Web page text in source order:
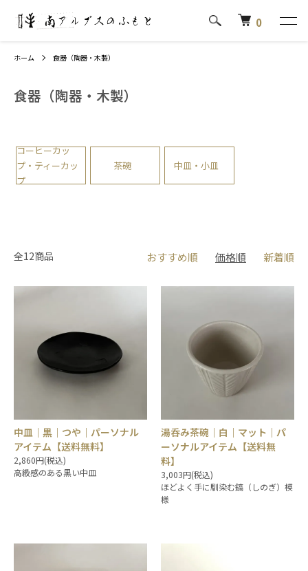
0
ホーム 食器（陶器・木製）
食器（陶器・木製）
コーヒーカッ
プ・ティーカッ
プ
茶碗 中皿・小皿
全12商品 おすすめ順 価格順 新着順
中皿｜黒｜つや｜パーソナル
アイテム【送料無料】
2,860円(税込)
高級感のある黒い中皿
湯呑み茶碗｜白｜マット｜パ
ーソナルアイテム【送料無
料】
3,003円(税込)
ほどよく手に馴染む鎬（しのぎ）模
様